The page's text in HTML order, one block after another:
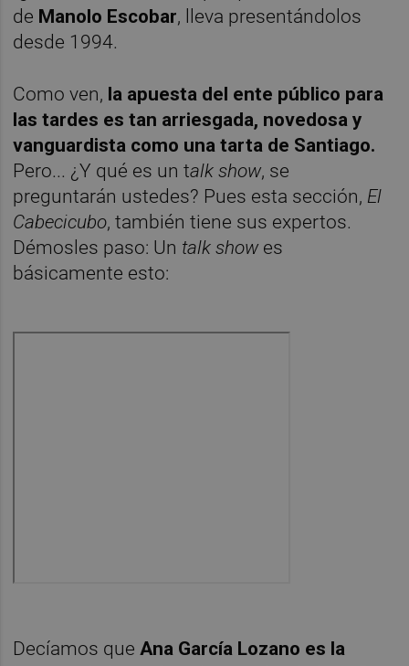
de Manolo Escobar, lleva presentándolos
desde 1994.
Como ven, la apuesta del ente público para
las tardes es tan arriesgada, novedosa y
vanguardista como una tarta de Santiago.
Pero... ¿Y qué es un talk show, se
preguntarán ustedes? Pues esta sección, El
Cabecicubo, también tiene sus expertos.
Démosles paso: Un talk show es
básicamente esto:
Decíamos queAna García Lozano es la